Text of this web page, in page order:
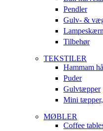
Pendler
Gulv- &
Tilbehør
TEKSTILER
Hammam
Puder
Gulvtæpper
Mini
MØBLER
Coffee